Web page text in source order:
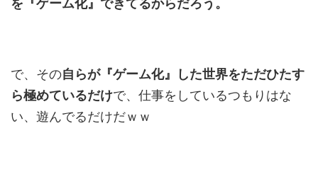
を『ゲーム化』できてるからだろう。
で、その自らが『ゲーム化』した世界をただひたす
ら極めているだけで、仕事をしているつもりはな
い、遊んでるだけだｗｗ